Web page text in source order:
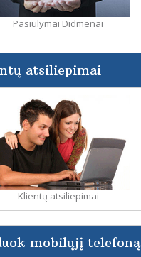
Pasiūlymai Didmenai
atsiliepimai
Klientų atsiliepimai
mobilųjį telefoną